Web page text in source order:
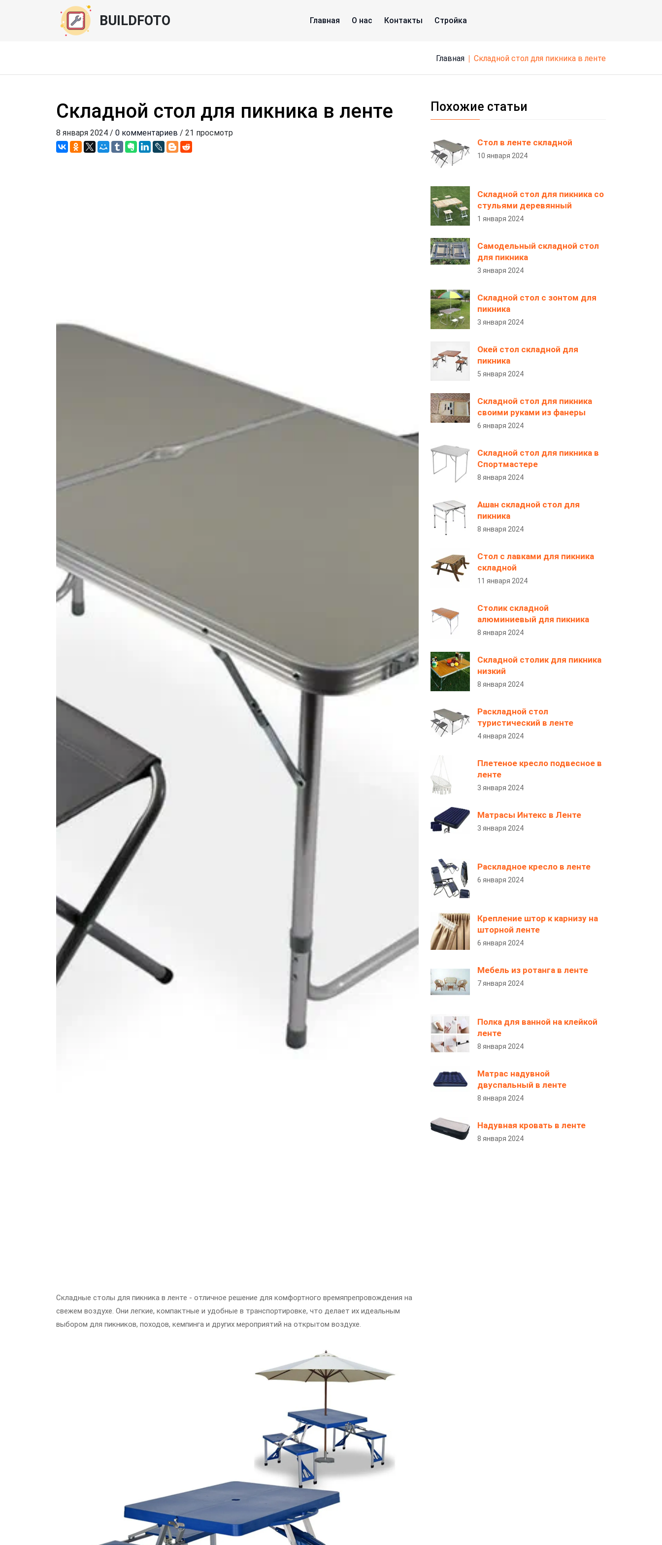
BUILDFOTO Главная О нас Контакты Стройка
Главная складной стол для пикника в ленте
Складной стол для пикника в ленте
8 января 2024 / 0 комментариев / 21 просмотр
Складные столы для пикника в ленте - отличное решение для комфортного времяпрепровождения на
свежем воздухе. Они легкие, компактные и удобные в транспортировке, что делает их идеальным
выбором для пикников, походов, кемпинга и других мероприятий на открытом воздухе.
Похожие статьи
Стол в ленте складной
10 января 2024
Складной стол для пикника со
стульями деревянный
1 января 2024
Самодельный складной стол
для пикника
3 января 2024
Складной стол с зонтом для
пикника
3 января 2024
Окей стол складной для
пикника
5 января 2024
Складной стол для пикника
своими руками из фанеры
6 января 2024
Складной стол для пикника в
Спортмастере
8 января 2024
Ашан складной стол для
пикника
8 января 2024
Стол с лавками для пикника
складной
11 января 2024
Столик складной
алюминиевый для пикника
8 января 2024
Складной столик для пикника
низкий
8 января 2024
Раскладной стол
туристический в ленте
4 января 2024
Плетеное кресло подвесное в
ленте
3 января 2024
Матрасы Интекс в Ленте
3 января 2024
Раскладное кресло в ленте
6 января 2024
Крепление штор к карнизу на
шторной ленте
6 января 2024
Мебель из ротанга в ленте
7 января 2024
Полка для ванной на клейкой
ленте
8 января 2024
Матрас надувной
двуспальный в ленте
8 января 2024
Надувная кровать в ленте
8 января 2024